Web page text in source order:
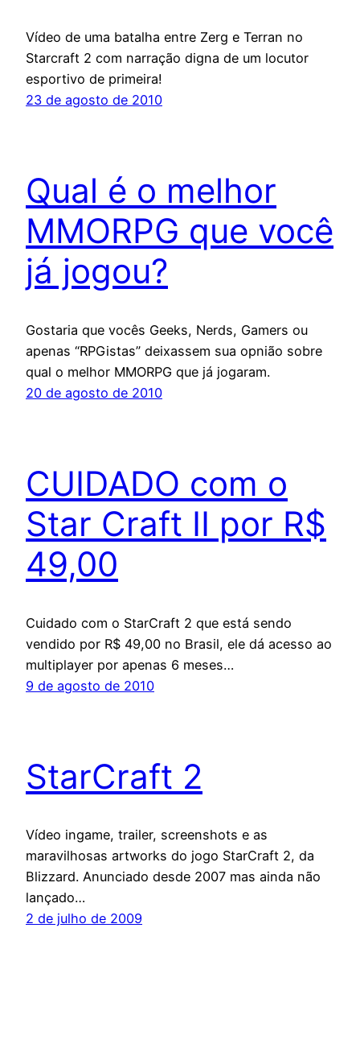
Vídeo de uma batalha entre Zerg e Terran no
Starcraft 2 com narração digna de um locutor
esportivo de primeira!
23 de agosto de 2010
Qual é o melhor
MMORPG que você
já jogou?
Gostaria que vocês Geeks, Nerds, Gamers ou
apenas “RPGistas” deixassem sua opnião sobre
qual o melhor MMORPG que já jogaram.
20 de agosto de 2010
CUIDADO com o
Star Craft II por R$
49,00
Cuidado com o StarCraft 2 que está sendo
vendido por R$ 49,00 no Brasil, ele dá acesso ao
multiplayer por apenas 6 meses…
9 de agosto de 2010
StarCraft 2
Vídeo ingame, trailer, screenshots e as
maravilhosas artworks do jogo StarCraft 2, da
Blizzard. Anunciado desde 2007 mas ainda não
lançado…
2 de julho de 2009